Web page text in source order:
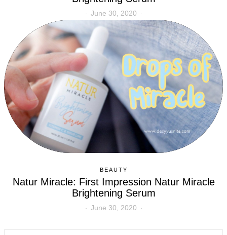
June 30, 2020
BEAUTY
Natur Miracle: First Impression Natur Miracle
Brightening Serum
June 30, 2020